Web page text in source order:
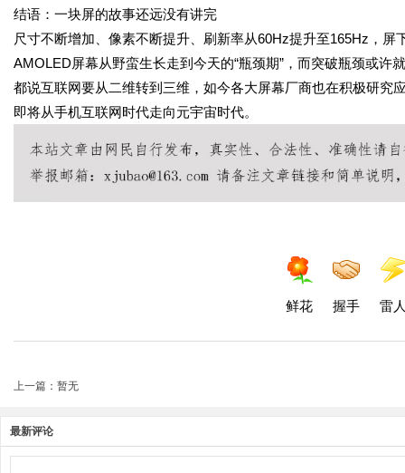
结语：一块屏的故事还远没有讲完
尺寸不断增加、像素不断提升、刷新率从60Hz提升至165Hz，
AMOLED屏幕从野蛮生长走到今天的“瓶颈期”，而突破瓶颈或许
都说互联网要从二维转到三维，如今各大屏幕厂商也在积极研究
即将从手机互联网时代走向元宇宙时代。
鲜花 握手 雷
上一篇：暂无
最新评论